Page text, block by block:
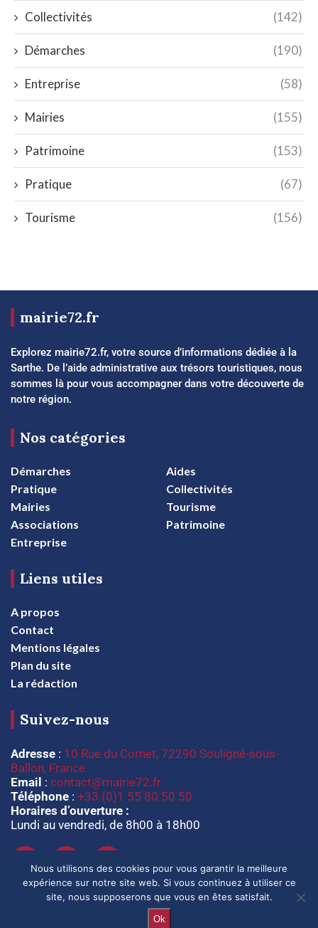
Collectivités (142)
Démarches (190)
Entreprise (58)
Mairies (155)
Patrimoine (153)
Pratique (67)
Tourisme (156)
mairie72.fr
Explorez mairie72.fr, votre source d’informations dédiée à la
Sarthe. De l’aide administrative aux trésors touristiques, nous
sommes là pour vous accompagner dans votre découverte de
notre région.
Nos catégories
Démarches
Aides
Pratique
Collectivités
Mairies
Tourisme
Associations
Patrimoine
Entreprise
Liens utiles
A propos
Contact
Mentions légales
Plan du site
La rédaction
Suivez-nous
Adresse : 10 Rue du Cornet, 72290 Souligné-sous-
Ballon, France
Email : contact@mairie72.fr
Téléphone : +33 (0)1 55 80 50 50
Horaires d’ouverture :
Lundi au vendredi, de 8h00 à 18h00
Nous utilisons des cookies pour vous garantir la meilleure
expérience sur notre site web. Si vous continuez à utiliser ce
site, nous supposerons que vous en êtes satisfait.
Ok